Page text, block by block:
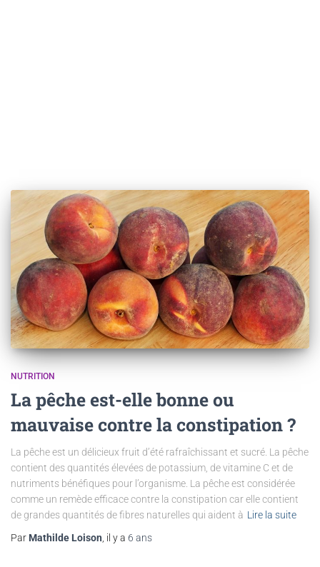
NUTRITION
La pêche est-elle bonne ou
mauvaise contre la constipation ?
La pêche est un délicieux fruit d’été rafraîchissant et sucré. La pêche
contient des quantités élevées de potassium, de vitamine C et de
nutriments bénéfiques pour l’organisme. La pêche est considérée
comme un remède efficace contre la constipation car elle contient
de grandes quantités de fibres naturelles qui aident à Lire la suite
Par Mathilde Loison , il y a 6 ans